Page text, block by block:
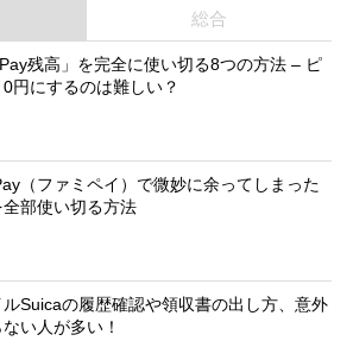
総合
残高」を完全に使い切る8つの方法 – ピ
0円にするのは難しい？
（ファミペイ）で微妙に余ってしまった
部使い切る方法
ルSuicaの履歴確認や領収書の出し方、意外
い人が多い！